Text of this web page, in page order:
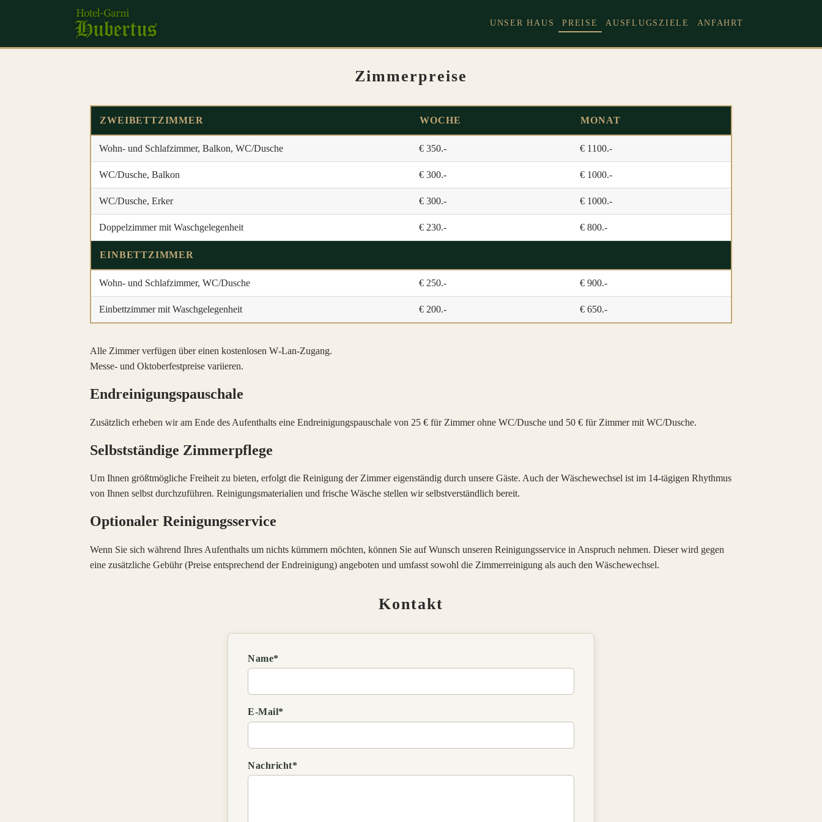
UNSER HAUS PREISE AUSFLUGSZIELE ANFAHRT
Zimmerpreise
ZWEIBETTZIMMER WOCHE MONAT
Wohn- und Schlafzimmer, Balkon, WC/Dusche € 350.- € 1100.-
WC/Dusche, Balkon € 300.- € 1000.-
WC/Dusche, Erker € 300.- € 1000.-
Doppelzimmer mit Waschgelegenheit € 230.- € 800.-
EINBETTZIMMER
Wohn- und Schlafzimmer, WC/Dusche € 250.- € 900.-
Einbettzimmer mit Waschgelegenheit € 200.- € 650.-
Alle Zimmer verfügen über einen kostenlosen W‑Lan‑Zugang.
Messe‑ und Oktoberfestpreise variieren.
Endreinigungspauschale
Zusätzlich erheben wir am Ende des Aufenthalts eine Endreinigungspauschale von 25 € für Zimmer ohne WC/Dusche und 50 € für Zimmer mit WC/Dusche.
Selbstständige Zimmerpflege
Um Ihnen größtmögliche Freiheit zu bieten, erfolgt die Reinigung der Zimmer eigenständig durch unsere Gäste. Auch der Wäschewechsel ist im 14‑tägigen Rhythmus
von Ihnen selbst durchzuführen. Reinigungsmaterialien und frische Wäsche stellen wir selbstverständlich bereit.
Optionaler Reinigungsservice
Wenn Sie sich während Ihres Aufenthalts um nichts kümmern möchten, können Sie auf Wunsch unseren Reinigungsservice in Anspruch nehmen. Dieser wird gegen
eine zusätzliche Gebühr (Preise entsprechend der Endreinigung) angeboten und umfasst sowohl die Zimmerreinigung als auch den Wäschewechsel.
Kontakt
Name*
E-Mail*
Nachricht*